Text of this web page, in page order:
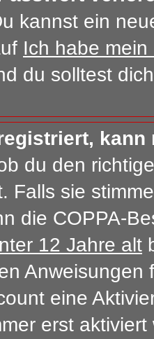
kannst ein
Ich habe
du solltest
du den
Falls sie
die COPPA-
12 Jahre alt
eine
erst